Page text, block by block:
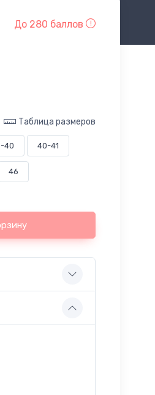
До 280 баллов
Таблица размеров
40 40-41
46